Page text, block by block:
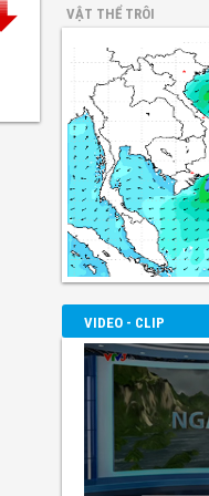
VẬT THỂ TRÔI
VIDEO - CLIP